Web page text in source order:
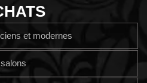
et modernes
salons